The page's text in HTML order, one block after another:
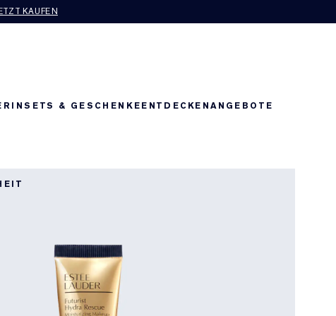
KAUFEN
SETS & GESCHENKEENTDECKENANGEBOTE